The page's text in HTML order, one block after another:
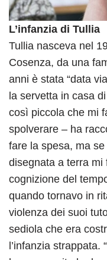
L’infanzia di Tullia
Tullia nasceva nel
Cosenza, da una
anni è stata “data
la servetta in casa
così piccola che mi
spolverare – ha
fare la spesa, ma
disegnata a terra mi
cognizione del
quando tornavo in
violenza dei suoi
sediola che era
l’infanzia